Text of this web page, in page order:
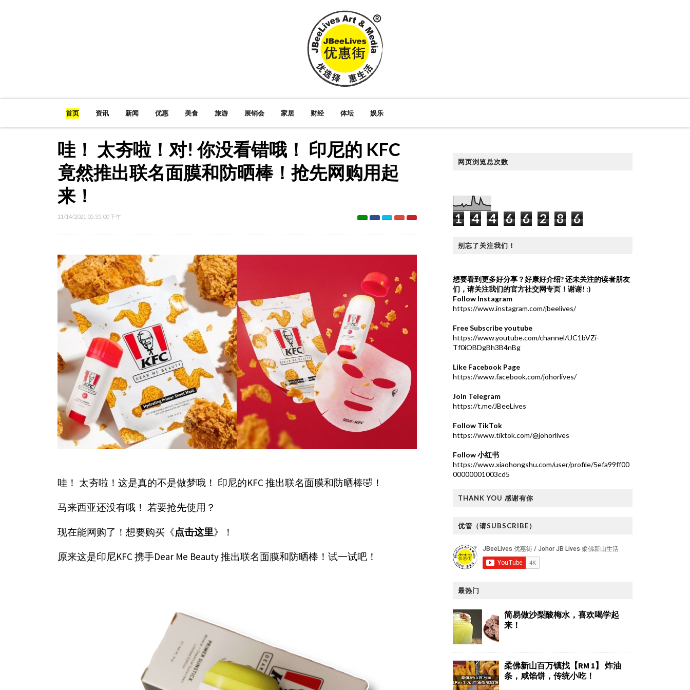
首页 资讯 新闻 优惠 美食 旅游 展销会 家居 财经 体坛 娱乐
哇！ 太夯啦！对! 你没看错哦！ 印尼的 KFC
竟然推出联名面膜和防晒棒！抢先网购用起
来！
11/14/2021 05:35:00 下午
哇！ 太夯啦！这是真的不是做梦哦！ 印尼的KFC 推出联名面膜和防晒棒🤣！
马来西亚还没有哦！ 若要抢先使用？
现在能网购了！想要购买《点击这里》！
原来这是印尼KFC 携手Dear Me Beauty 推出联名面膜和防晒棒！试一试吧！
网页浏览总次数
1 4 4 6 6 2 8 6
别忘了关注我们！
想要看到更多好分享？好康好介绍?还未关注的读者朋友
们，请关注我们的官方社交网专页！谢谢! :)
Follow Instagram
https://www.instagram.com/jbeelives/
Free Subscribe youtube
https://www.youtube.com/channel/UC1bVZi-
Tf0iOBDgBh3B4nBg
Like Facebook Page
https://www.facebook.com/johorlives/
Join Telegram
https://t.me/JBeeLives
Follow TikTok
https://www.tiktok.com/@johorlives
Follow 小红书
https://www.xiaohongshu.com/user/profile/5efa99ff00
00000001003cd5
THANK YOU 感谢有你
优管（请SUBSCRIBE）
最热门
简易做沙梨酸梅水，喜欢喝学起
来！
柔佛新山百万镇找【RM 1】 炸油
条，咸馅饼，传统小吃！